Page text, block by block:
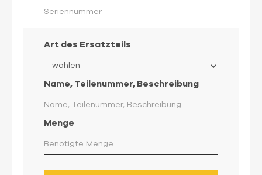
Art des Ersatzteils
Name, Teilenummer, Beschreibung
Menge